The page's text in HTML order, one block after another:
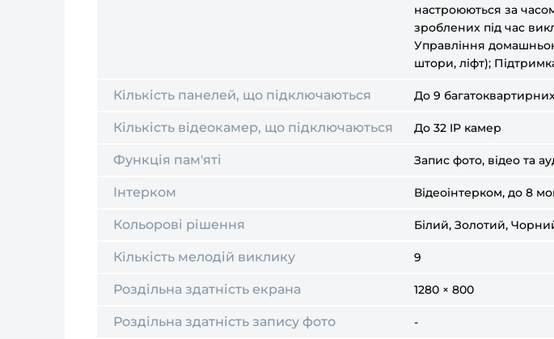
настроюються за
зроблених під час
Управління
штори, ліфт);
Кількість панелей, що підключаються До 9
Кількість відеокамер, що підключаються До 32 IP камер
Функція пам'яті Запис фото, відео та
Інтерком Відеоінтерком, до 8
Кольорові рішення Білий, Золотий,
Кількість мелодій виклику 9
Роздільна здатність екрана 1280 × 800
Роздільна здатність запису фото -